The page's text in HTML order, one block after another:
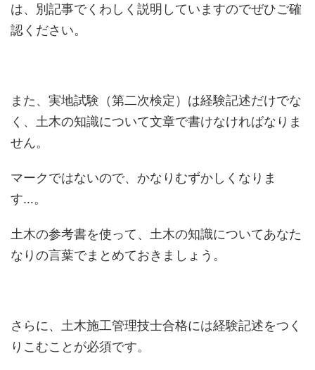
は、別記事でくわしく説明していますのでぜひご確
認ください。
また、実地試験（第二次検定）は経験記述だけでな
く、土木の知識について文章で書けなければなりま
せん。
マークではないので、かなりむずかしくなりま
す…。
土木の参考書を使って、土木の知識についてあなた
なりの言葉でまとめておきましょう。
さらに、土木施工管理技士合格には経験記述をつく
りこむことが必須です。